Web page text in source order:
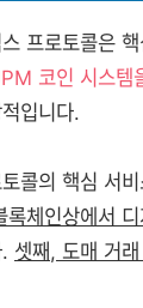
프로토콜은
코인 시스템
입니다.
콜의 핵심 서
록체인상에서
셋째, 도매 거